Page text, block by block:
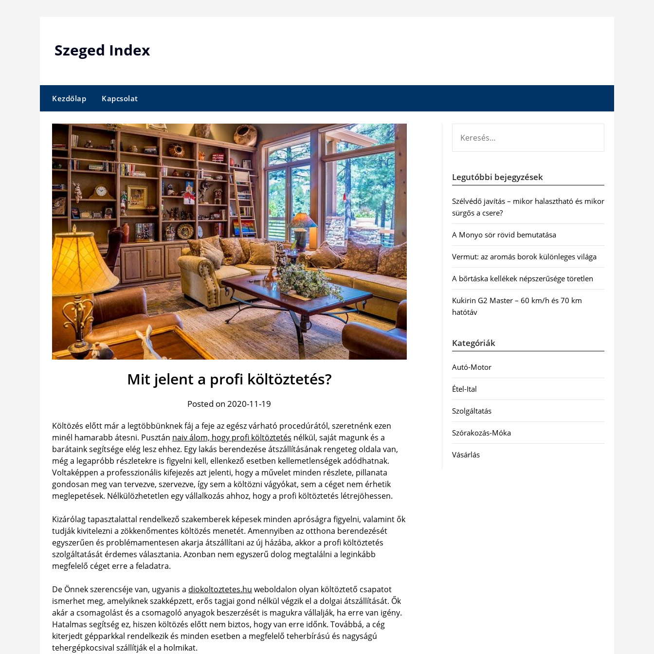
Szeged Index
Kezdőlap Kapcsolat
Mit jelent a profi költöztetés?
Posted on 2020-11-19
Költözés előtt már a legtöbbünknek fáj a feje az egész várható procedúrától, szeretnénk ezen
minél hamarabb átesni. Pusztán naiv álom, hogy profi költöztetés nélkül, saját magunk és a
barátaink segítsége elég lesz ehhez. Egy lakás berendezése átszállításának rengeteg oldala van,
még a legapróbb részletekre is figyelni kell, ellenkező esetben kellemetlenségek adódhatnak.
Voltaképpen a professzionális kifejezés azt jelenti, hogy a művelet minden részlete, pillanata
gondosan meg van tervezve, szervezve, így sem a költözni vágyókat, sem a céget nem érhetik
meglepetések. Nélkülözhetetlen egy vállalkozás ahhoz, hogy a profi költöztetés létrejöhessen.
Kizárólag tapasztalattal rendelkező szakemberek képesek minden apróságra figyelni, valamint ők
tudják kivitelezni a zökkenőmentes költözés menetét. Amennyiben az otthona berendezését
egyszerűen és problémamentesen akarja átszállítani az új házába, akkor a profi költöztetés
szolgáltatását érdemes választania. Azonban nem egyszerű dolog megtalálni a leginkább
megfelelő céget erre a feladatra.
De Önnek szerencséje van, ugyanis a diokoltoztetes.hu weboldalon olyan költöztető csapatot
ismerhet meg, amelyiknek szakképzett, erős tagjai gond nélkül végzik el a dolgai átszállítását. Ők
akár a csomagolást és a csomagoló anyagok beszerzését is magukra vállalják, ha erre van igény.
Hatalmas segítség ez, hiszen költözés előtt nem biztos, hogy van erre időnk. Továbbá, a cég
kiterjedt gépparkkal rendelkezik és minden esetben a megfelelő teherbírású és nagyságú
tehergépkocsival szállítják el a holmikat.
Legutóbbi bejegyzések
Szélvédő javítás – mikor halasztható és mikor
sürgős a csere?
A Monyo sör rövid bemutatása
Vermut: az aromás borok különleges világa
A bőrtáska kellékek népszerűsége töretlen
Kukirin G2 Master – 60 km/h és 70 km
hatótáv
Kategóriák
Autó-Motor
Étel-Ital
Szolgáltatás
Szórakozás-Móka
Vásárlás